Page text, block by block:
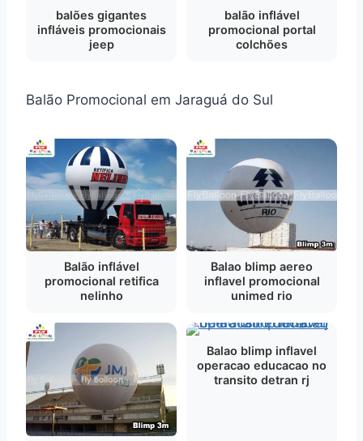
balões gigantes
infláveis promocionais
jeep
balão inflável
promocional portal
colchões
Balão Promocional em Jaraguá do Sul
Balão inflável
promocional retifica
nelinho
Balao blimp aereo
inflavel promocional
unimed rio
Balao blimp inflavel
operacao educacao no
transito detran rj